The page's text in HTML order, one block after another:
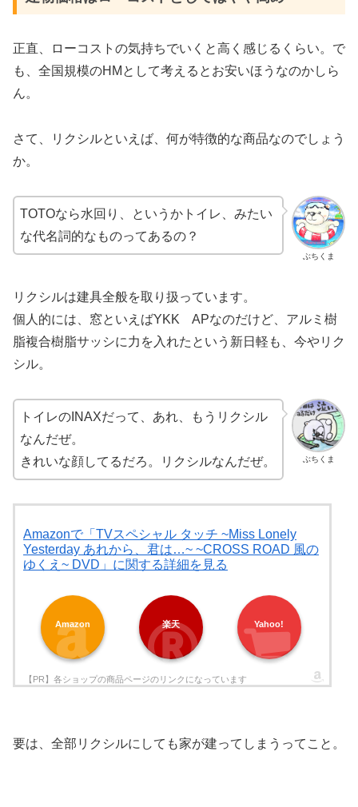
正直、ローコストの気持ちでいくと高く感じるくらい。で
も、全国規模のHMとして考えるとお安いほうなのかしら
ん。
さて、リクシルといえば、何が特徴的な商品なのでしょう
か。
ぶちくま
TOTOなら水回り、というかトイレ、みたい
な代名詞的なものってあるの？
リクシルは建具全般を取り扱っています。
個人的には、窓といえばYKK APなのだけど、アルミ樹
脂複合樹脂サッシに力を入れたという新日軽も、今やリク
シル。
ぶちくま
トイレのINAXだって、あれ、もうリクシル
なんだぜ。
きれいな顔してるだろ。リクシルなんだぜ。
Amazonで「TVスペシャル タッチ ~Miss Lonely
Yesterday あれから、君は…~ ~CROSS ROAD 風の
ゆくえ~ DVD」に関する詳細を見る
Amazon 楽天 Yahoo!
要は、全部リクシルにしても家が建ってしまうってこと。